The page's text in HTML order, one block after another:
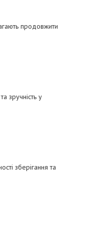
продовжити
зручність у
зберігання та